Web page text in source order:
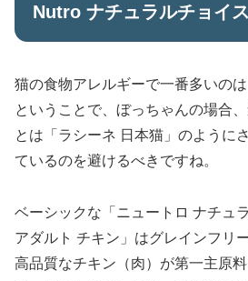
Nutro ナチュラルチョイス
猫の食物アレルギーで一番多いの
ということで、ぼっちゃんの場合
とは「ラシーネ 日本猫」のように
ているのを避けるべきですね。
ベーシックな「ニュートロ ナチュ
アダルト チキン」はグレインフリ
高品質なチキン（肉）が第一主原